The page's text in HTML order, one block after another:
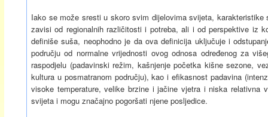
Iako se može sresti u skoro svim dijelovima svijeta,
zavisi od regionalnih različitosti i potreba, ali i od perspektive iz
definiše suša, neophodno je da ova definicija uključuje i
području od normalne vrijednosti ovog odnosa određenog za
raspodjelu (padavinski režim, kašnjenje početka kišne sezone,
kultura u posmatranom području), kao i efikasnost padavina
visoke temperature, velike brzine i jačine vjetra i niska relativna
svijeta i mogu značajno pogoršati njene posljedice.